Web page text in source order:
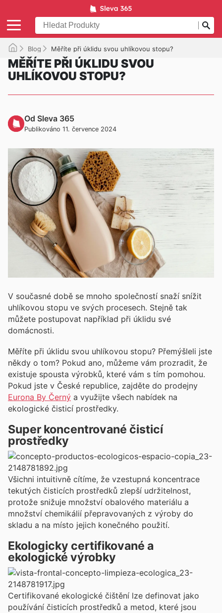
Blog Měříte při úklidu svou uhlíkovou stopu?
MĚŘÍTE PŘI ÚKLIDU SVOU
UHLÍKOVOU STOPU?
Od Sleva 365
Publikováno 11. července 2024
V současné době se mnoho společností snaží snížit
uhlíkovou stopu ve svých procesech. Stejně tak
můžete postupovat například při úklidu své
domácnosti.
Měříte při úklidu svou uhlíkovou stopu? Přemýšleli jste
někdy o tom? Pokud ano, můžeme vám prozradit, že
existuje spousta výrobků, které vám s tím pomohou.
Pokud jste v České republice, zajděte do prodejny
Eurona By Černý a využijte všech nabídek na
ekologické čisticí prostředky.
Super koncentrované čisticí
prostředky
Všichni intuitivně cítíme, že vzestupná koncentrace
tekutých čisticích prostředků zlepší udržitelnost,
protože snižuje množství obalového materiálu a
množství chemikálií přepravovaných z výroby do
skladu a na místo jejich konečného použití.
Ekologicky certifikované a
ekologické výrobky
Certifikované ekologické čištění lze definovat jako
používání čisticích prostředků a metod, které jsou